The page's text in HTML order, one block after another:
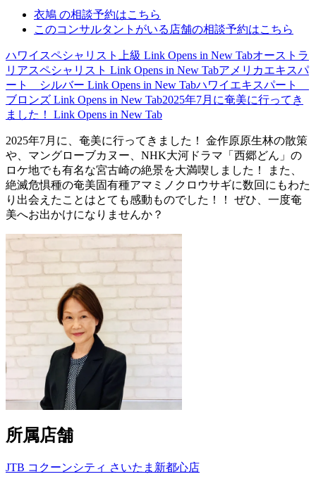
衣鳩 の相談予約はこちら
このコンサルタントがいる店舗の相談予約はこちら
ハワイスペシャリスト上級 Link Opens in New Tabオーストラ
リアスペシャリスト Link Opens in New Tabアメリカエキスパ
ート シルバー Link Opens in New Tabハワイエキスパート
ブロンズ Link Opens in New Tab2025年7月に奄美に行ってき
ました！
Link Opens in New Tab
2025年7月に、奄美に行ってきました！ 金作原原生林の散策
や、マングローブカヌー、NHK大河ドラマ「西郷どん」の
ロケ地でも有名な宮古崎の絶景を大満喫しました！ また、
絶滅危惧種の奄美固有種アマミノクロウサギに数回にもわた
り出会えたことはとても感動ものでした！！ ぜひ、一度奄
美へお出かけになりませんか？
所属店舗
JTB コクーンシティ さいたま新都心店